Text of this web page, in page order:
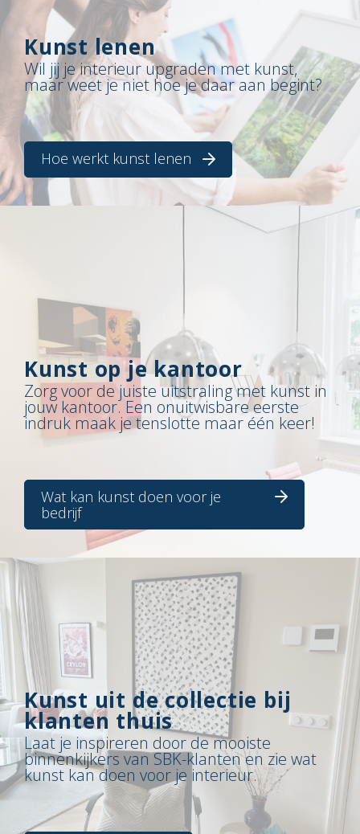
Kunst lenen
Wil jij je interieur upgraden met kunst,
maar weet je niet hoe je daar aan begint?
Hoe werkt kunst lenen
Kunst op je kantoor
Zorg voor de juiste uitstraling met kunst in
jouw kantoor. Een onuitwisbare eerste
indruk maak je tenslotte maar één keer!
Wat kan kunst doen voor je
bedrijf
Kunst uit de collectie bij
klanten thuis
Laat je inspireren door de mooiste
binnenkijkers van SBK-klanten en zie wat
kunst kan doen voor je interieur.